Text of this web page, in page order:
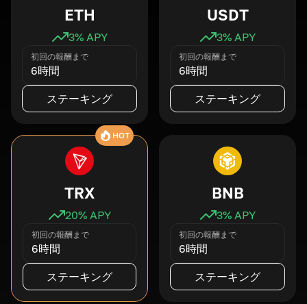
ETH
3% APY
初回の報酬まで
6時間
ステーキング
USDT
3% APY
初回の報酬まで
6時間
ステーキング
HOT
TRX
20% APY
初回の報酬まで
6時間
ステーキング
BNB
3% APY
初回の報酬まで
6時間
ステーキング